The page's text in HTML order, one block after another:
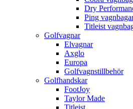
Dry
Ping
Titleist
Golfvagnar
Elvagnar
Axglo
Europa
Golfvagnstillbehör
Golfhandskar
FootJoy
Taylor Made
Titleist